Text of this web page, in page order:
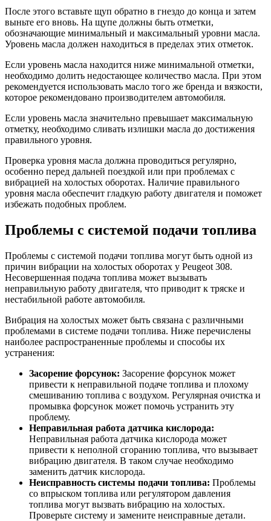
После этого вставьте щуп обратно в гнездо до конца и затем
выньте его вновь. На щупе должны быть отметки,
обозначающие минимальный и максимальный уровни масла.
Уровень масла должен находиться в пределах этих отметок.
Если уровень масла находится ниже минимальной отметки,
необходимо долить недостающее количество масла. При этом
рекомендуется использовать масло того же бренда и вязкости,
которое рекомендовано производителем автомобиля.
Если уровень масла значительно превышает максимальную
отметку, необходимо сливать излишки масла до достижения
правильного уровня.
Проверка уровня масла должна проводиться регулярно,
особенно перед дальней поездкой или при проблемах с
вибрацией на холостых оборотах. Наличие правильного
уровня масла обеспечит гладкую работу двигателя и поможет
избежать подобных проблем.
Проблемы с системой подачи топлива
Проблемы с системой подачи топлива могут быть одной из
причин вибрации на холостых оборотах у Peugeot 308.
Несовершенная подача топлива может вызывать
неправильную работу двигателя, что приводит к тряске и
нестабильной работе автомобиля.
Вибрация на холостых может быть связана с различными
проблемами в системе подачи топлива. Ниже перечислены
наиболее распространенные проблемы и способы их
устранения:
Засорение форсунок: Засорение форсунок может
привести к неправильной подаче топлива и плохому
смешиванию топлива с воздухом. Регулярная очистка и
промывка форсунок может помочь устранить эту
проблему.
Неправильная работа датчика кислорода:
Неправильная работа датчика кислорода может
привести к неполной сгоранию топлива, что вызывает
вибрацию двигателя. В таком случае необходимо
заменить датчик кислорода.
Неисправность системы подачи топлива: Проблемы
со впрыском топлива или регулятором давления
топлива могут вызвать вибрацию на холостых.
Проверьте систему и замените неисправные детали.